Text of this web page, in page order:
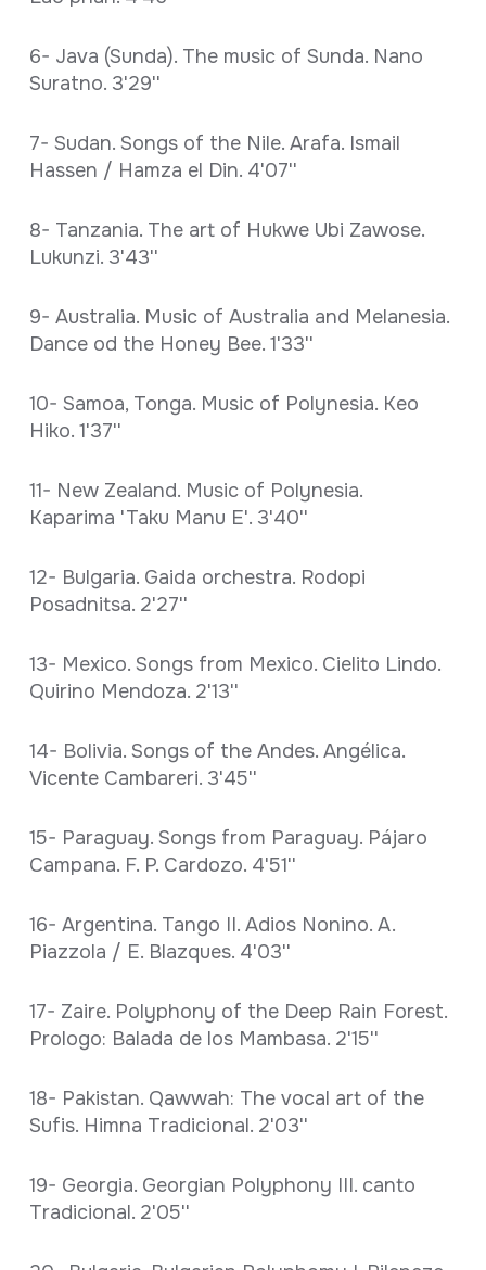
6- Java (Sunda). The music of Sunda. Nano
Suratno. 3'29''
7- Sudan. Songs of the Nile. Arafa. Ismail
Hassen / Hamza el Din. 4'07''
8- Tanzania. The art of Hukwe Ubi Zawose.
Lukunzi. 3'43''
9- Australia. Music of Australia and Melanesia.
Dance od the Honey Bee. 1'33''
10- Samoa, Tonga. Music of Polynesia. Keo
Hiko. 1'37''
11- New Zealand. Music of Polynesia.
Kaparima 'Taku Manu E'. 3'40''
12- Bulgaria. Gaida orchestra. Rodopi
Posadnitsa. 2'27''
13- Mexico. Songs from Mexico. Cielito Lindo.
Quirino Mendoza. 2'13''
14- Bolivia. Songs of the Andes. Angélica.
Vicente Cambareri. 3'45''
15- Paraguay. Songs from Paraguay. Pájaro
Campana. F. P. Cardozo. 4'51''
16- Argentina. Tango II. Adios Nonino. A.
Piazzola / E. Blazques. 4'03''
17- Zaire. Polyphony of the Deep Rain Forest.
Prologo: Balada de los Mambasa. 2'15''
18- Pakistan. Qawwah: The vocal art of the
Sufis. Himna Tradicional. 2'03''
19- Georgia. Georgian Polyphony III. canto
Tradicional. 2'05''